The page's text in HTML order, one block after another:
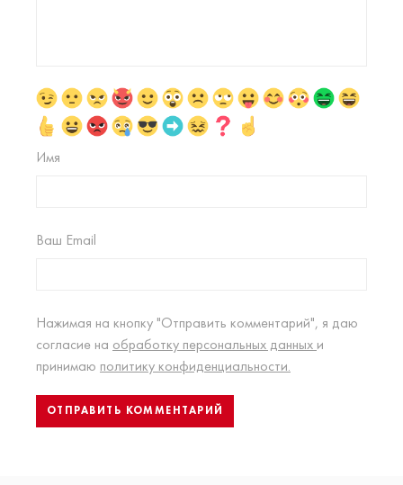
Имя
Ваш Email
Нажимая на кнопку "Отправить комментарий", я даю
согласие на обработку персональных данных и
принимаю политику конфиденциальности.